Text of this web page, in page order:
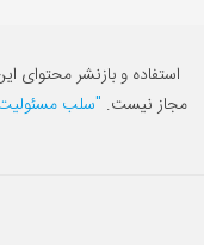
استفاده و بازنشر
مجاز نیست. "سلب